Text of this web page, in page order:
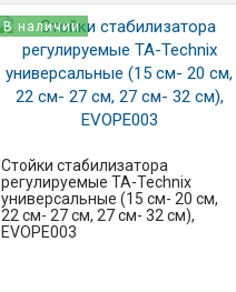
В наличии
Стойки стабилизатора
регулируемые TA-Technix
универсальные (15 см- 20 см,
22 см- 27 см, 27 см- 32 см),
EVOPE003